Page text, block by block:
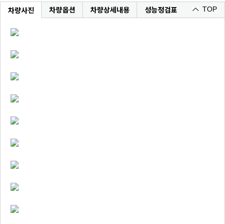
차량사진 차량옵션 차량상세내용 성능정검표 TOP